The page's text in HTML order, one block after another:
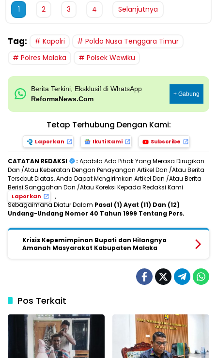
1 2 3 4 Selanjutnya
Tag: Kapolri
Polda Nusa Tenggara Timur
Polres Malaka
Polsek Wewiku
Berita Terkini, Eksklusif di WhatsApp
ReformaNews.Com
+ Gabung
Tetap Terhubung Dengan Kami:
Laporkan Ikuti Kami Subscribe
CATATAN REDAKSI : Apabila Ada Pihak Yang Merasa Dirugikan
Dan /Atau Keberatan Dengan Penayangan Artikel Dan /Atau Berita
Tersebut Diatas, Anda Dapat Mengirimkan Artikel Dan /Atau Berita
Berisi Sanggahan Dan /Atau Koreksi Kepada Redaksi Kami
Laporkan
,
Sebagaimana Diatur Dalam Pasal (1) Ayat (11) Dan (12)
Undang-Undang Nomor 40 Tahun 1999 Tentang Pers.
Krisis Kepemimpinan Bupati dan Hilangnya
Amanah Masyarakat Kabupaten Malaka
Pos Terkait